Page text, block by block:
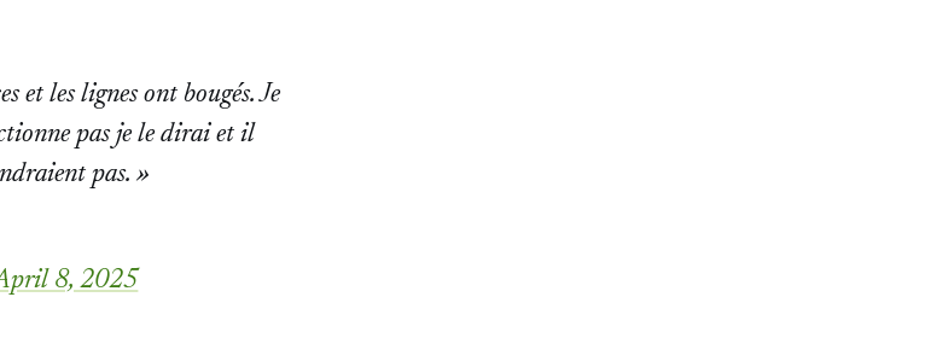
et les lignes ont bougés. Je
pas je le dirai et il
pas. »
8, 2025